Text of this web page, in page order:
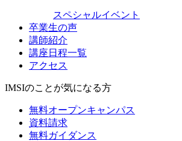
スペシャルイベント
卒業生の声
講師紹介
講座日程一覧
アクセス
IMSIのことが気になる方
無料オープンキャンパス
資料請求
無料ガイダンス